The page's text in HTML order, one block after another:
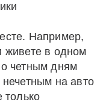
Например,
живете в одном
четным дням
на авто
только